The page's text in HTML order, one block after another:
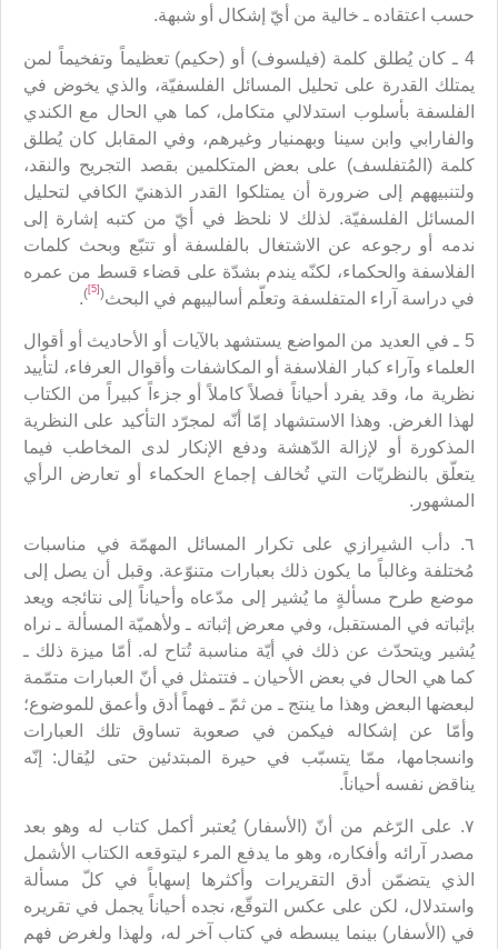
حسب اعتقاده ـ خالية من أيّ إشكال أو شبهة.
4 ـ كان يُطلق كلمة (فيلسوف) أو (حكيم) تعظيماً وتفخيماً لمن
يمتلك القدرة على تحليل المسائل الفلسفيّة، والذي يخوض في
الفلسفة بأسلوب استدلالي متكامل، كما هي الحال مع الكندي
والفارابي وابن سينا وبهمنيار وغيرهم، وفي المقابل كان يُطلق
كلمة (المُتفلسف) على بعض المتكلمين بقصد التجريح والنقد،
ولتنبيههم إلى ضرورة أن يمتلكوا القدر الذهنيّ الكافي لتحليل
المسائل الفلسفيّة. لذلك لا نلحظ في أيّ من كتبه إشارة إلى
ندمه أو رجوعه عن الاشتغال بالفلسفة أو تتبّع وبحث كلمات
الفلاسفة والحكماء، لكنّه يندم بشدّة على قضاء قسط من عمره
في دراسة آراء المتفلسفة وتعلّم أساليبهم في البحث(
[5]
)
.
5 ـ في العديد من المواضع يستشهد بالآيات أو الأحاديث أو أقوال
العلماء وآراء كبار الفلاسفة أو المكاشفات وأقوال العرفاء، لتأييد
نظرية ما، وقد يفرد أحياناً فصلاً كاملاً أو جزءاً كبيراً من الكتاب
لهذا الغرض. وهذا الاستشهاد إمّا أنّه لمجرّد التأكيد على النظرية
المذكورة أو لإزالة الدّهشة ودفع الإنكار لدى المخاطب فيما
يتعلّق بالنظريّات التي تُخالف إجماع الحكماء أو تعارض الرأي
المشهور.
٦. دأب الشيرازي على تكرار المسائل المهمّة في مناسبات
مُختلفة وغالباً ما يكون ذلك بعبارات متنوّعة. وقبل أن يصل إلى
موضع طرح مسألةٍ ما يُشير إلى مدّعاه وأحياناً إلى نتائجه ويعد
بإثباته في المستقبل، وفي معرض إثباته ـ ولأهميّة المسألة ـ نراه
يُشير ويتحدّث عن ذلك في أيّة مناسبة تُتاح له. أمّا ميزة ذلك ـ
كما هي الحال في بعض الأحيان ـ فتتمثل في أنّ العبارات متمّمة
لبعضها البعض وهذا ما ينتج ـ من ثمّ ـ فهماً أدق وأعمق للموضوع؛
وأمّا عن إشكاله فيكمن في صعوبة تساوق تلك العبارات
وانسجامها، ممّا يتسبّب في حيرة المبتدئين حتى ليُقال: إنّه
يناقض نفسه أحياناً.
٧. على الرّغم من أنّ (الأسفار) يُعتبر أكمل كتاب له وهو بعد
مصدر آرائه وأفكاره، وهو ما يدفع المرء ليتوقعه الكتاب الأشمل
الذي يتضمّن أدق التقريرات وأكثرها إسهاباً في كلّ مسألة
واستدلال، لكن على عكس التوقّع، نجده أحياناً يجمل في تقريره
في (الأسفار) بينما يبسطه في كتاب آخر له، ولهذا ولغرض فهم